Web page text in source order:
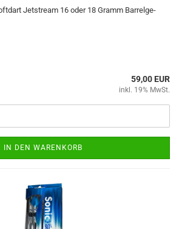
Jet­stream 16 oder 18 Gramm Bar­rel­ge­
59,00 EUR
inkl. 19% MwSt.
IN DEN WARENKORB